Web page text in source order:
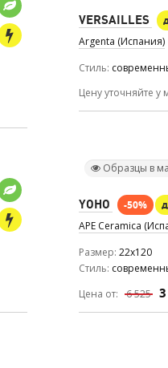
VERSAILLES
Argenta (Испания)
Стиль
Цену уточняйте
Образцы в
YOHO -50%
APE Ceramica
Размер 22x120
Стиль
Цена от:
6 525